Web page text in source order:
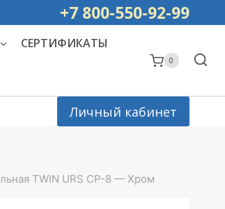
+7 800-550-92-99
СЕРТИФИКАТЫ
0
Личный кабинет
TWIN URS CP-8 — Хром